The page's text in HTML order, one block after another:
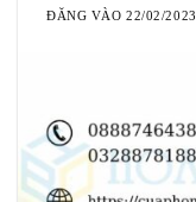
ĐĂNG VÀO22/02/2023